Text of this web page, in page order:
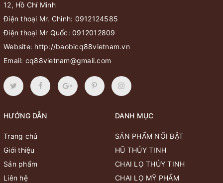
12, Hồ Chí Minh
Điện thoại Mr. Chinh: 0912124585
Điện thoại Mr Quốc: 0912012809
Website: http://baobicq88vietnam.vn
Email: cq88vietnam@gmail.com
HƯỚNG DẪN
Trang chủ
Giới thiệu
Sản phẩm
Liên hệ
DANH MỤC
SẢN PHẨM NỔI BẬT
HŨ THỦY TINH
CHAI LỌ THỦY TINH
CHAI LỌ MỸ PHẨM